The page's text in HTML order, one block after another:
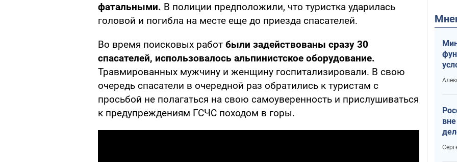
фатальными. В полиции предположили, что туристка ударилась
головой и погибла на месте еще до приезда спасателей.
Во время поисковых работ были задействованы сразу 30
спасателей, использовалось альпинистское оборудование.
Травмированных мужчину и женщину госпитализировали. В свою
очередь спасатели в очередной раз обратились к туристам с
просьбой не полагаться на свою самоуверенность и прислушиваться
к предупреждениям ГСЧС походом в горы.